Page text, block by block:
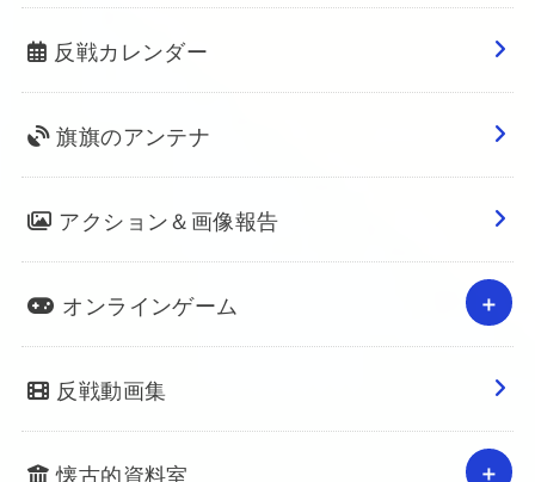
反戦カレンダー
旗旗のアンテナ
アクション＆画像報告
オンラインゲーム
反戦動画集
懐古的資料室